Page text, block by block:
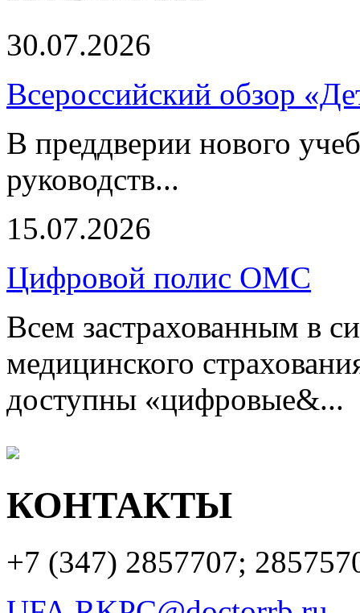
30.07.2026
Всероссийский обзор
В преддверии нового
руководств...
15.07.2026
Цифровой полис ОМС
Всем застрахованным в
медицинского
доступны «цифровые&...
КОНТАКТЫ
+7 (347) 2857707;